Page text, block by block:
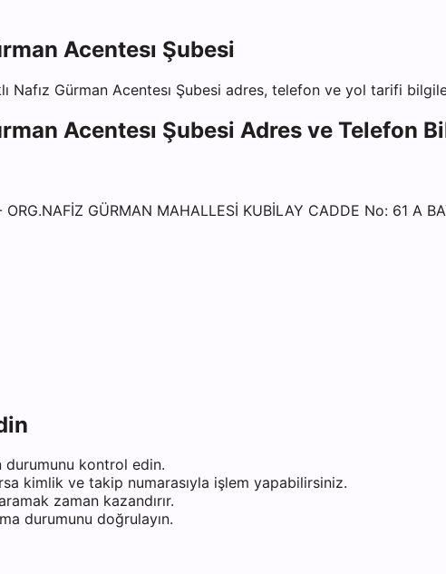
Acentesı Şubesi
Nafız Gürman Acentesı Şubesi adres, telefon ve yol tarifi
Acentesı Şubesi Adres ve Telefon
GÜRMAN MAHALLESİ KUBİLAY CADDE No: 61 A
durumunu kontrol edin.
kimlik ve takip numarasıyla işlem yapabilirsiniz.
zaman kazandırır.
durumunu doğrulayın.